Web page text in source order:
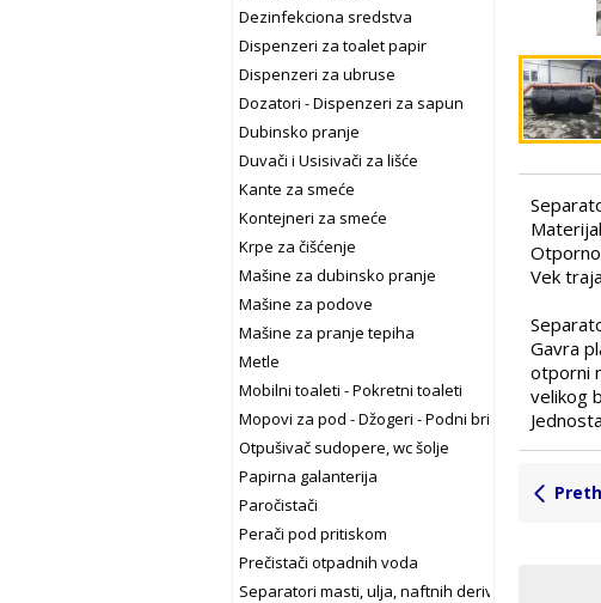
Dezinfekciona sredstva
Dispenzeri za toalet papir
Dispenzeri za ubruse
Dozatori - Dispenzeri za sapun
Dubinsko pranje
Duvači i Usisivači za lišće
Kante za smeće
Kontejneri za smeće
Krpe za čišćenje
Mašine za dubinsko pranje
Mašine za podove
Mašine za pranje tepiha
Metle
Mobilni toaleti - Pokretni toaleti
Mopovi za pod - Džogeri - Podni brisači
Otpušivač sudopere, wc šolje
Papirna galanterija
Paročistači
Perači pod pritiskom
Prečistači otpadnih voda
Separatori masti, ulja, naftnih derivata
Vek
Gavra
otporni
velikog